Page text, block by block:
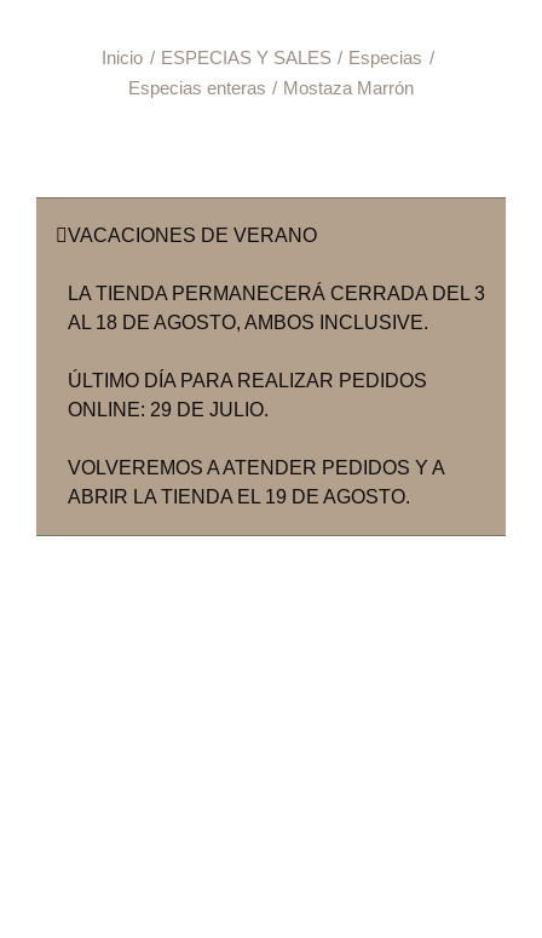
Inicio ESPECIAS Y SALES
Especias
Especias enteras
Mostaza Marrón
VACACIONES DE VERANO
LA TIENDA PERMANECERÁ CERRADA DEL 3
AL 18 DE AGOSTO, AMBOS INCLUSIVE.
ÚLTIMO DÍA PARA REALIZAR PEDIDOS
ONLINE: 29 DE JULIO.
VOLVEREMOS A ATENDER PEDIDOS Y A
ABRIR LA TIENDA EL 19 DE AGOSTO.